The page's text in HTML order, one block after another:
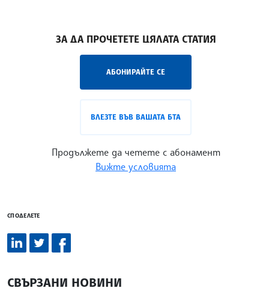
ЗА ДА ПРОЧЕТЕТЕ ЦЯЛАТА СТАТИЯ
АБОНИРАЙТЕ СЕ
ВЛЕЗТЕ ВЪВ ВАШАТА БТА
Продължете да четете с абонамент
Вижте условията
СПОДЕЛЕТЕ
СВЪРЗАНИ НОВИНИ